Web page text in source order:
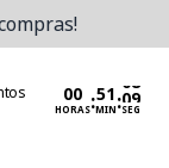
HORAS:MIN:SEG